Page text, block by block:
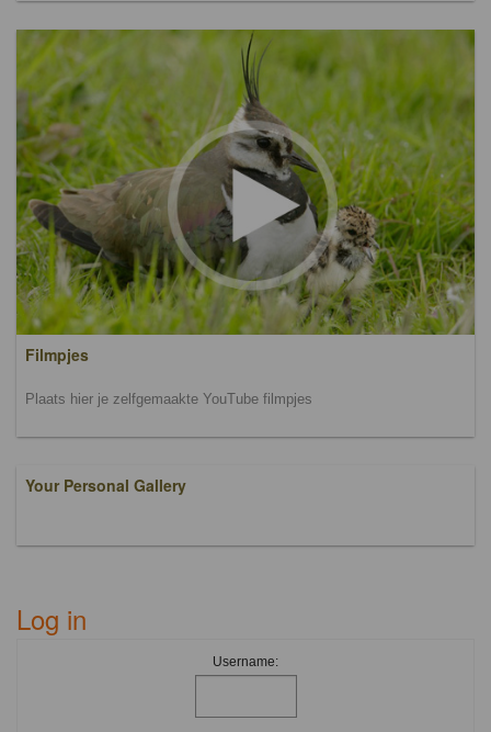
Filmpjes
Plaats hier je zelfgemaakte YouTube filmpjes
Your Personal Gallery
Log in
Username: